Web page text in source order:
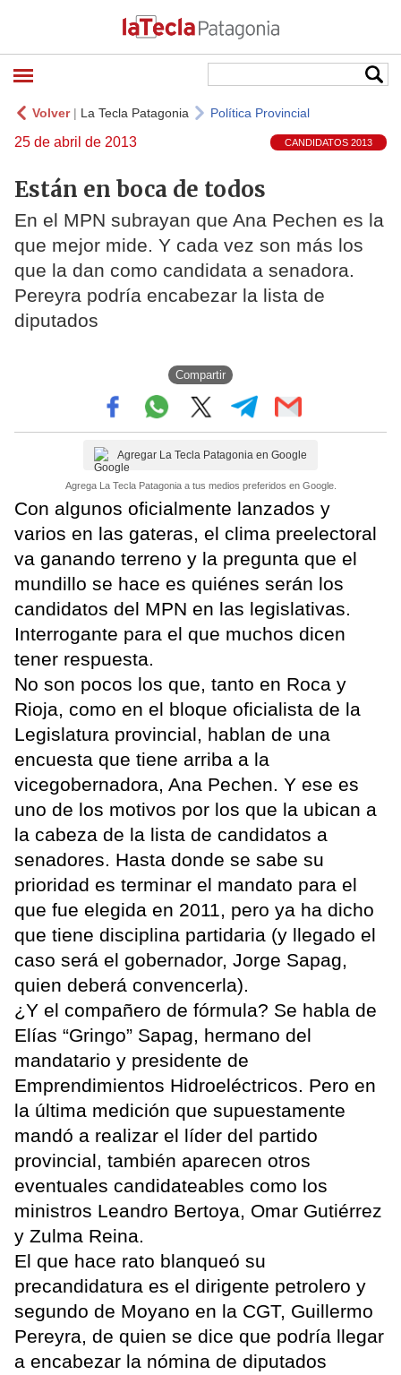
Volver| La Tecla Patagonia Política Provincial
25 de abril de 2013 CANDIDATOS 2013
Están en boca de todos
En el MPN subrayan que Ana Pechen es la
que mejor mide. Y cada vez son más los
que la dan como candidata a senadora.
Pereyra podría encabezar la lista de
diputados
Compartir
Agregar La Tecla Patagonia en Google
Agrega La Tecla Patagonia a tus medios preferidos en Google.
Con algunos oficialmente lanzados y
varios en las gateras, el clima preelectoral
va ganando terreno y la pregunta que el
mundillo se hace es quiénes serán los
candidatos del MPN en las legislativas.
Interrogante para el que muchos dicen
tener respuesta.
No son pocos los que, tanto en Roca y
Rioja, como en el bloque oficialista de la
Legislatura provincial, hablan de una
encuesta que tiene arriba a la
vicegobernadora, Ana Pechen. Y ese es
uno de los motivos por los que la ubican a
la cabeza de la lista de candidatos a
senadores. Hasta donde se sabe su
prioridad es terminar el mandato para el
que fue elegida en 2011, pero ya ha dicho
que tiene disciplina partidaria (y llegado el
caso será el gobernador, Jorge Sapag,
quien deberá convencerla).
¿Y el compañero de fórmula? Se habla de
Elías “Gringo” Sapag, hermano del
mandatario y presidente de
Emprendimientos Hidroeléctricos. Pero en
la última medición que supuestamente
mandó a realizar el líder del partido
provincial, también aparecen otros
eventuales candidateables como los
ministros Leandro Bertoya, Omar Gutiérrez
y Zulma Reina.
El que hace rato blanqueó su
precandidatura es el dirigente petrolero y
segundo de Moyano en la CGT, Guillermo
Pereyra, de quien se dice que podría llegar
a encabezar la nómina de diputados